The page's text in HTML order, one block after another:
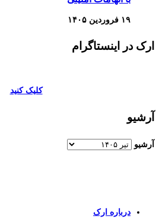
۱۹ فروردین ۱۴۰۵
ارک در اینستاگرام
کلیک کنید
آرشیو
آرشیو
درباره ارک